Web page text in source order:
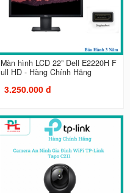
Màn hình LCD 22” Dell E2220H F
ull HD - Hàng Chính Hãng
3.250.000 đ